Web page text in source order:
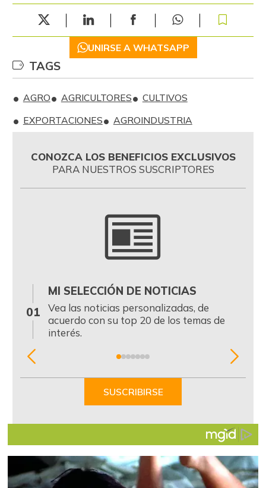
UNIRSE A WHATSAPP
TAGS
AGRO AGRICULTORES
CULTIVOS
EXPORTACIONES
AGROINDUSTRIA
CONOZCA LOS BENEFICIOS EXCLUSIVOS
PARA NUESTROS SUSCRIPTORES
01
MI SELECCIÓN DE NOTICIAS
Vea las noticias personalizadas, de
acuerdo con su top 20 de los temas de
interés.
Item
SUSCRIBIRSE